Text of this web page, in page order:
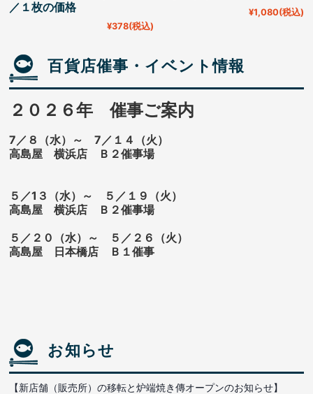
／１枚の価格
¥378(税込)
¥1,080(税込)
百貨店催事・イベント情報
２０２６年 催事ご案内
7／８（水）～ 7／１４
（火）
高島屋 横浜店 Ｂ２催事場
５／1３（水）～ ５／１９
（火）
高島屋 横浜店 Ｂ２催事場
５／２０（水）～ ５／２６（火）
高島屋 日本橋店 Ｂ１催事
お知らせ
【新店舗（販売所）の移転と炉端焼き傳オープンのお知らせ】